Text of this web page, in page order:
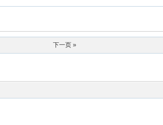
下一页 »